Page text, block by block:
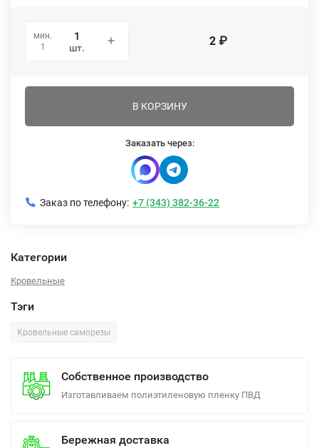
мин.
1
шт. 2 ₽
В КОРЗИНУ
Заказать через:
Заказ по телефону: +7 (343) 382-36-22
Категории
Кровельные
Тэги
Кровельные саморезы
Собственное производство
Изготавливаем полиэтиленовую пленку ПВД
Бережная доставка